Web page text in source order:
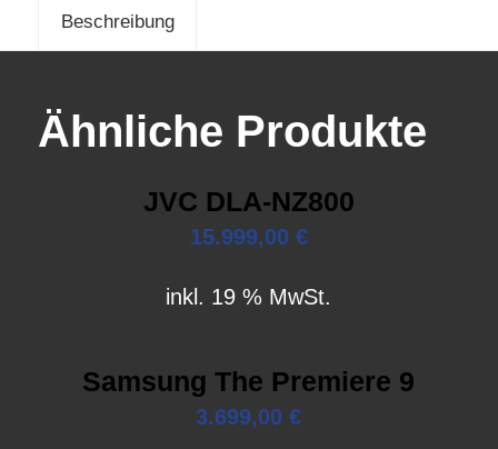
Beschreibung
Ähnliche Produkte
JVC DLA-NZ800
15.999,00 €
inkl. 19 % MwSt.
Samsung The Premiere 9
3.699,00€